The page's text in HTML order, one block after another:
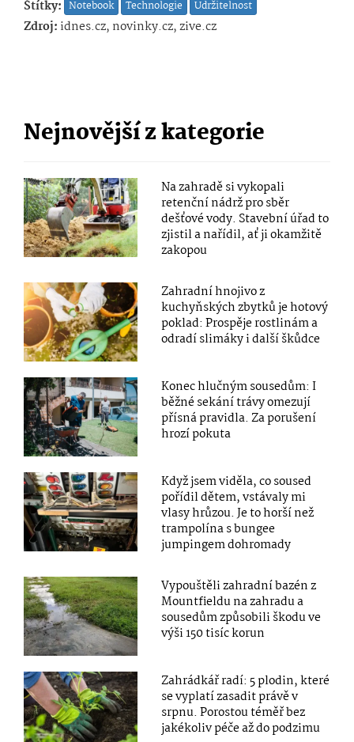
Štítky: Notebook Technologie Udržitelnost
Zdroj: idnes.cz, novinky.cz, zive.cz
Nejnovější z kategorie
Na zahradě si vykopali
retenční nádrž pro sběr
dešťové vody. Stavební úřad to
zjistil a nařídil, ať ji okamžitě
zakopou
Zahradní hnojivo z
kuchyňských zbytků je hotový
poklad: Prospěje rostlinám a
odradí slimáky i další škůdce
Konec hlučným sousedům: I
běžné sekání trávy omezují
přísná pravidla. Za porušení
hrozí pokuta
Když jsem viděla, co soused
pořídil dětem, vstávaly mi
vlasy hrůzou. Je to horší než
trampolína s bungee
jumpingem dohromady
Vypouštěli zahradní bazén z
Mountfieldu na zahradu a
sousedům způsobili škodu ve
výši 150 tisíc korun
Zahrádkář radí: 5 plodin, které
se vyplatí zasadit právě v
srpnu. Porostou téměř bez
jakékoliv péče až do podzimu